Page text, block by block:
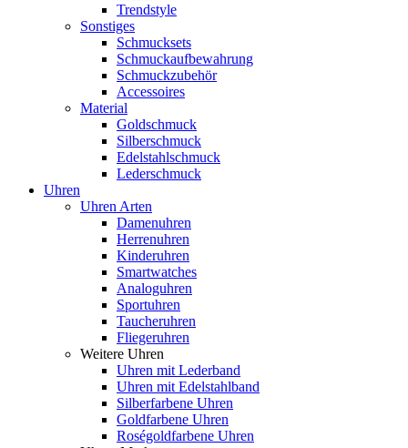
Trendstyle
Sonstiges
Schmucksets
Schmuckaufbewahrung
Schmuckzubehör
Accessoires
Material
Goldschmuck
Silberschmuck
Edelstahlschmuck
Lederschmuck
Uhren
Uhren Arten
Damenuhren
Herrenuhren
Kinderuhren
Smartwatches
Analoguhren
Sportuhren
Taucheruhren
Fliegeruhren
Weitere Uhren
Uhren mit Lederband
Uhren mit Edelstahlband
Silberfarbene Uhren
Goldfarbene Uhren
Roségoldfarbene Uhren